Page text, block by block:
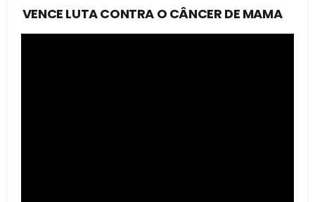
VENCE LUTA CONTRA O CÂNCER DE MAMA